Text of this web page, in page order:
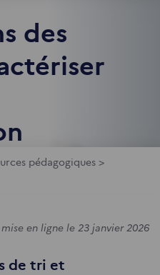
des
pédagogiques >
en ligne le 23 janvier 2026
de tri et